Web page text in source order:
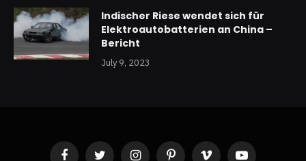
Indischer Riese wendet sich für
Elektroautobatterien an China –
Bericht
July 9, 2023